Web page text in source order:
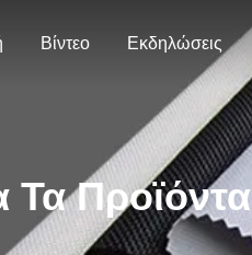
Βίντεο Εκδηλώσεις
Τα Προϊόντα